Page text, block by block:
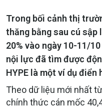
Trong bối cảnh thị
thăng bằng sau cú
20% vào ngày 10-11/
nội lực đã tìm được
HYPE là một ví dụ điển
Theo dữ liệu mới nhất
chính thức cán mốc